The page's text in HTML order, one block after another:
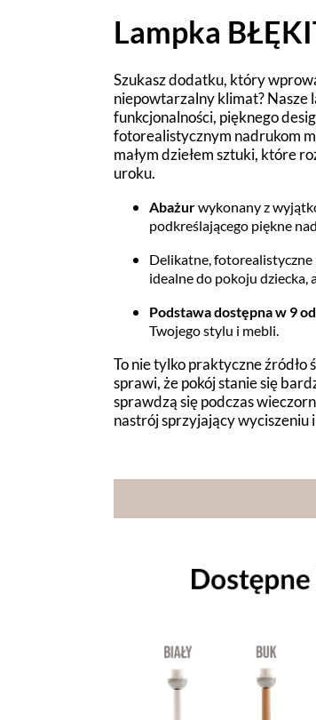
Lampka
Szukasz dodatku, który
niepowtarzalny klimat? Nasze
funkcjonalności, pięknego
fotorealistycznym nadrukom
małym dziełem sztuki, które
uroku.
Abażurwykonany z
podkreślającego piękne
Delikatne,
idealne do pokoju dziecka,
Podstawa dostępna w 9
Twojego stylu i mebli.
To nie tylko praktyczne
sprawi, że pokój stanie się
sprawdzą się podczas
nastrój sprzyjający wyciszeniu